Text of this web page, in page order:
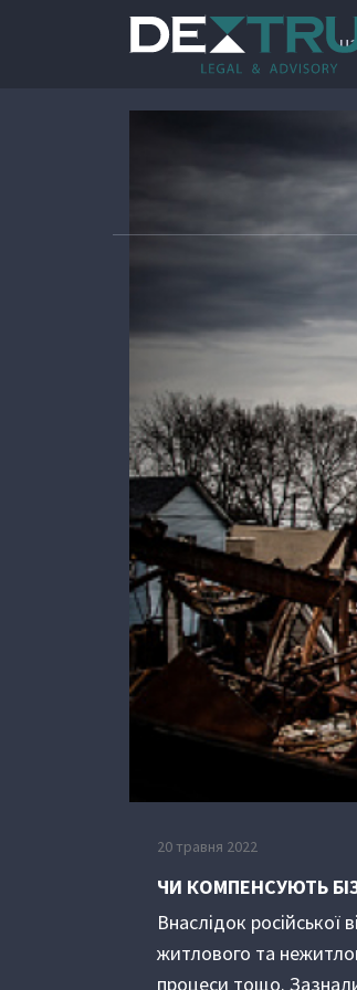
20 травня 2022
ЧИ КОМПЕНСУЮТЬ
Внаслідок російської
житлового та
процеси тощо.